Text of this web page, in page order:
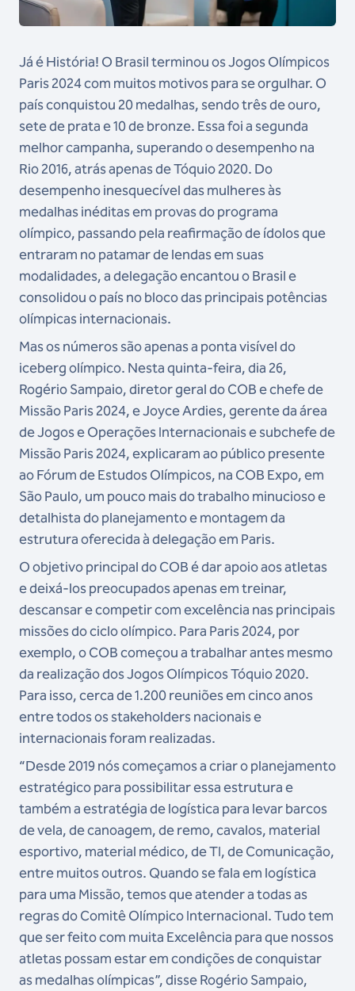
Já é História! O Brasil terminou os Jogos Olímpicos
Paris 2024 com muitos motivos para se orgulhar. O
país conquistou 20 medalhas, sendo três de ouro,
sete de prata e 10 de bronze. Essa foi a segunda
melhor campanha, superando o desempenho na
Rio 2016, atrás apenas de Tóquio 2020. Do
desempenho inesquecível das mulheres às
medalhas inéditas em provas do programa
olímpico, passando pela reafirmação de ídolos que
entraram no patamar de lendas em suas
modalidades, a delegação encantou o Brasil e
consolidou o país no bloco das principais potências
olímpicas internacionais.
Mas os números são apenas a ponta visível do
iceberg olímpico. Nesta quinta-feira, dia 26,
Rogério Sampaio, diretor geral do COB e chefe de
Missão Paris 2024, e Joyce Ardies, gerente da área
de Jogos e Operações Internacionais e subchefe de
Missão Paris 2024, explicaram ao público presente
ao Fórum de Estudos Olímpicos, na COB Expo, em
São Paulo, um pouco mais do trabalho minucioso e
detalhista do planejamento e montagem da
estrutura oferecida à delegação em Paris.
O objetivo principal do COB é dar apoio aos atletas
e deixá-los preocupados apenas em treinar,
descansar e competir com excelência nas principais
missões do ciclo olímpico. Para Paris 2024, por
exemplo, o COB começou a trabalhar antes mesmo
da realização dos Jogos Olímpicos Tóquio 2020.
Para isso, cerca de 1.200 reuniões em cinco anos
entre todos os stakeholders nacionais e
internacionais foram realizadas.
“Desde 2019 nós começamos a criar o planejamento
estratégico para possibilitar essa estrutura e
também a estratégia de logística para levar barcos
de vela, de canoagem, de remo, cavalos, material
esportivo, material médico, de TI, de Comunicação,
entre muitos outros. Quando se fala em logística
para uma Missão, temos que atender a todas as
regras do Comitê Olímpico Internacional. Tudo tem
que ser feito com muita Excelência para que nossos
atletas possam estar em condições de conquistar
as medalhas olímpicas”, disse Rogério Sampaio,